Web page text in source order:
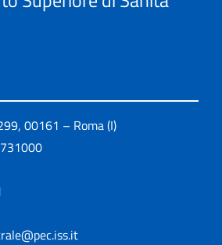
00161 – Roma (I)